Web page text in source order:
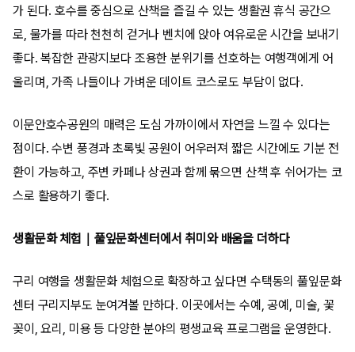
가 된다. 호수를 중심으로 산책을 즐길 수 있는 생활권 휴식 공간으
로, 물가를 따라 천천히 걷거나 벤치에 앉아 여유로운 시간을 보내기
좋다. 복잡한 관광지보다 조용한 분위기를 선호하는 여행객에게 어
울리며, 가족 나들이나 가벼운 데이트 코스로도 부담이 없다.
이문안호수공원의 매력은 도심 가까이에서 자연을 느낄 수 있다는
점이다. 수변 풍경과 초록빛 공원이 어우러져 짧은 시간에도 기분 전
환이 가능하고, 주변 카페나 상권과 함께 묶으면 산책 후 쉬어가는 코
스로 활용하기 좋다.
생활문화 체험｜풀잎문화센터에서 취미와 배움을 더하다
구리 여행을 생활문화 체험으로 확장하고 싶다면 수택동의 풀잎문화
센터 구리지부도 눈여겨볼 만하다. 이곳에서는 수예, 공예, 미술, 꽃
꽂이, 요리, 미용 등 다양한 분야의 평생교육 프로그램을 운영한다.